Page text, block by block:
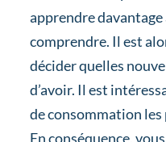
apprendre
comprendre. Il est
décider quelles
d’avoir. Il est
de consommation les
En conséquence,